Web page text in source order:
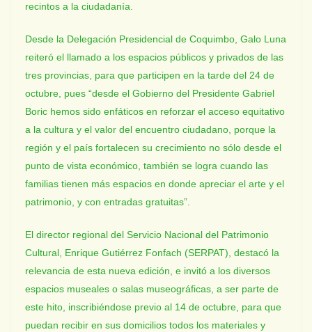
recintos a la ciudadanía.
Desde la Delegación Presidencial de Coquimbo, Galo Luna
reiteró el llamado a los espacios públicos y privados de las
tres provincias, para que participen en la tarde del 24 de
octubre, pues “desde el Gobierno del Presidente Gabriel
Boric hemos sido enfáticos en reforzar el acceso equitativo
a la cultura y el valor del encuentro ciudadano, porque la
región y el país fortalecen su crecimiento no sólo desde el
punto de vista económico, también se logra cuando las
familias tienen más espacios en donde apreciar el arte y el
patrimonio, y con entradas gratuitas”.
El director regional del Servicio Nacional del Patrimonio
Cultural, Enrique Gutiérrez Fonfach (SERPAT), destacó la
relevancia de esta nueva edición, e invitó a los diversos
espacios museales o salas museográficas, a ser parte de
este hito, inscribiéndose previo al 14 de octubre, para que
puedan recibir en sus domicilios todos los materiales y